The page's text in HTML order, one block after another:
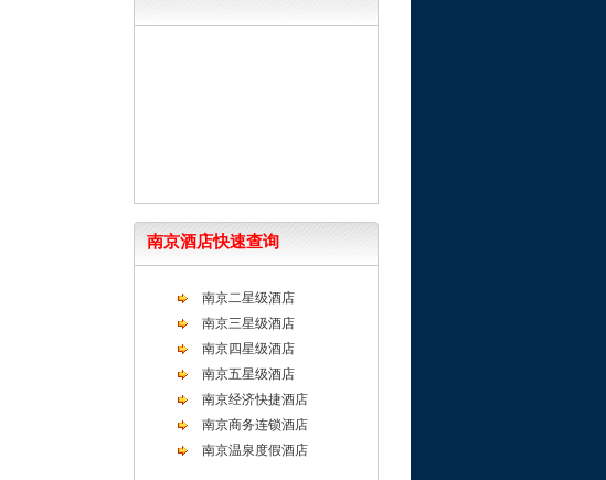
南京酒店快速查询
南京二星级酒店
南京三星级酒店
南京四星级酒店
南京五星级酒店
南京经济快捷酒店
南京商务连锁酒店
南京温泉度假酒店